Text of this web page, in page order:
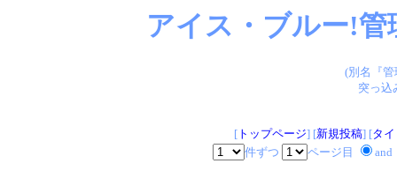
アイス・ブルー!
(別名『
突っ込
[トップページ] [新規投稿] [タ
件ずつ
ページ目 and